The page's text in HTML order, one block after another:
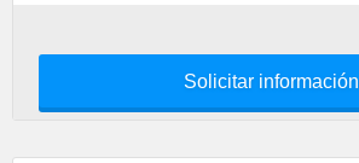
Solicitar información